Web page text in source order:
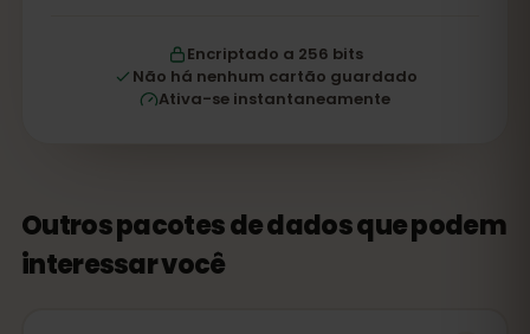
Encriptado a 256 bits
Não há nenhum cartão guardado
Ativa-se instantaneamente
Outros pacotes de dados que podem
interessar você